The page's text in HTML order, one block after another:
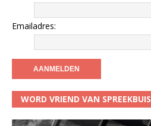
Emailadres:
WORD VRIEND VAN SPREEKBUIS